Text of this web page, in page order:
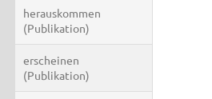
herauskommen
(Publikation)
erscheinen
(Publikation)